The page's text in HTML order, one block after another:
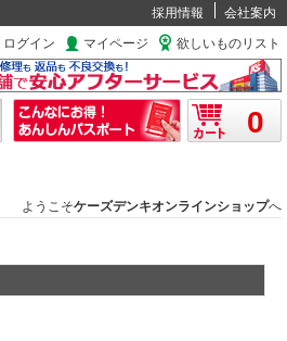
採用情報
会社案内
ログイン マイページ 欲しいものリスト
0
ようこそケーズデンキオンラインショップへ